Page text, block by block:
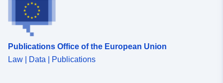
Publications Office of the European Union
Law | Data | Publications